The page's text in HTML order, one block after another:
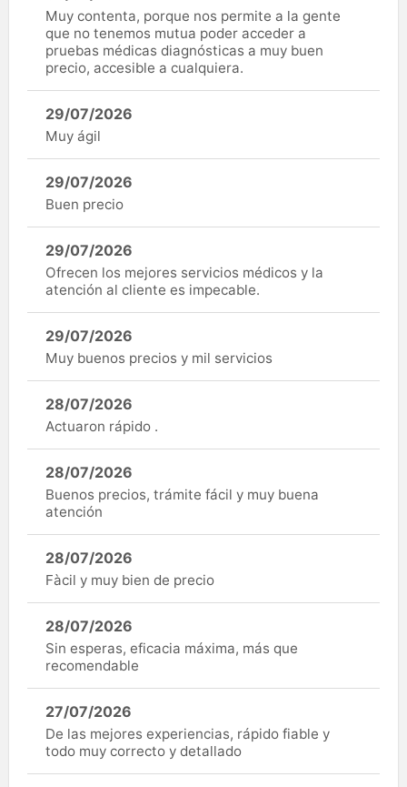
Muy contenta, porque nos permite a la gente
que no tenemos mutua poder acceder a
pruebas médicas diagnósticas a muy buen
precio, accesible a cualquiera.
29/07/2026
Muy ágil
29/07/2026
Buen precio
29/07/2026
Ofrecen los mejores servicios médicos y la
atención al cliente es impecable.
29/07/2026
Muy buenos precios y mil servicios
28/07/2026
Actuaron rápido .
28/07/2026
Buenos precios, trámite fácil y muy buena
atención
28/07/2026
Fàcil y muy bien de precio
28/07/2026
Sin esperas, eficacia máxima, más que
recomendable
27/07/2026
De las mejores experiencias, rápido fiable y
todo muy correcto y detallado